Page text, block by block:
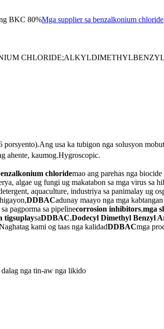
BKC 80%Mga supplier sa benzalkonium chloride
porsyento).Ang usa ka tubigon nga solusyon
ahente, kaumog.Hygroscopic.
chloridemao ang parehas nga biocide
algae ug fungi ug makatabon sa mga virus
aquaculture, industriya sa panimalay ug
DDBACadunay maayo nga mga
pagporma sa pipelinecorrosion inhibitors,mga
tigsuplaysaDDBAC,Dodecyl Dimethyl Benzyl
kami og taas nga kalidadDDBACmga
nga tin-aw nga likido